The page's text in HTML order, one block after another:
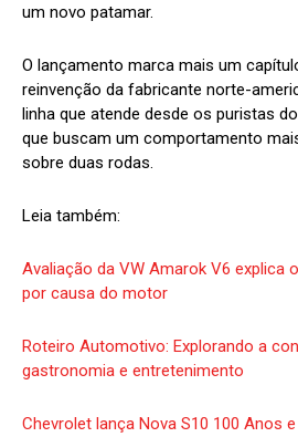
um novo patamar.
O lançamento marca mais um
reinvenção da fabricante norte-
linha que atende desde os puristas
que buscam um comportamento
sobre duas rodas.
Leia também:
Avaliação da VW Amarok V6 explica
por causa do motor
Roteiro Automotivo: Explorando a
gastronomia e entretenimento
Chevrolet lança Nova S10 100 Anos